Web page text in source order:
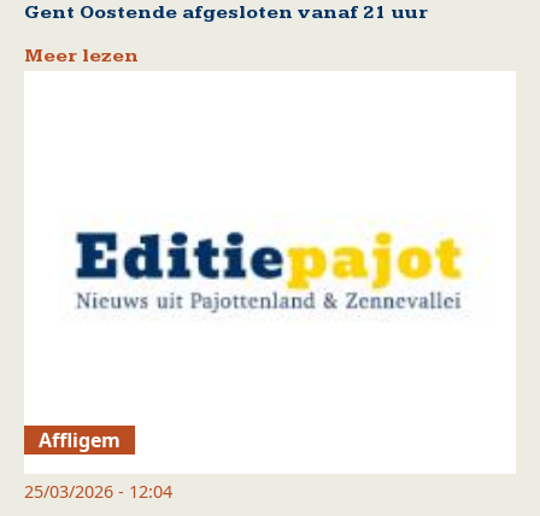
Gent Oostende afgesloten vanaf 21 uur
Meer lezen
Affligem
25/03/2026 - 12:04